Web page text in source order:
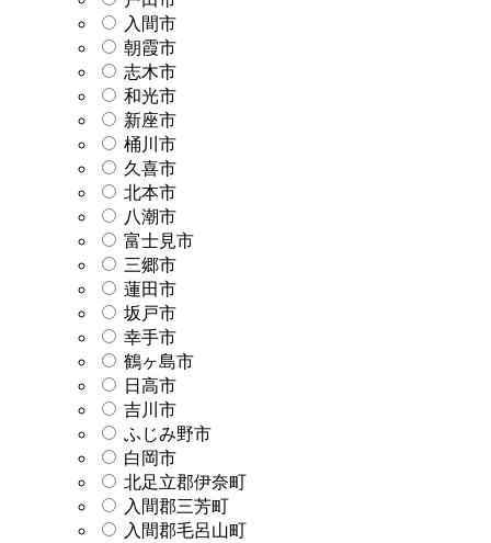
入間市
朝霞市
志木市
和光市
新座市
桶川市
久喜市
北本市
八潮市
富士見市
三郷市
蓮田市
坂戸市
幸手市
鶴ヶ島市
日高市
吉川市
ふじみ野市
白岡市
北足立郡伊奈町
入間郡三芳町
入間郡毛呂山町